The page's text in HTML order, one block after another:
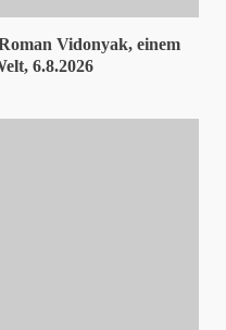
Vidonyak, einem
6.8.2026